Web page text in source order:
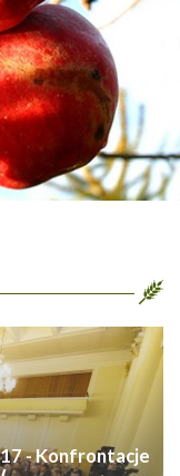
- Konfrontacje